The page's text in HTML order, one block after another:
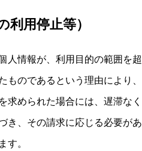
利用停止等）
人情報が、利用目的の範囲を
ものであるという理由により
求められた場合には、遅滞な
き、その請求に応じる必要が
す。